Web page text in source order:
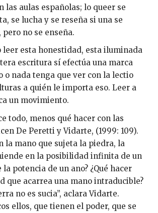
las aulas españolas; lo queer se
se lucha y se reseña si una se
no se enseña.
leer esta honestidad, esta iluminada
escritura sí efectúa una marca
o nada tenga que ver con la lectio
a quién le importa eso. Leer a
un movimiento.
todo, menos qué hacer con las
De Peretti y Vidarte, (1999: 109).
la mano que sujeta la piedra, la
en la posibilidad infinita de un
la potencia de un ano? ¿Qué hacer
que acarrea una mano intraducible?
no es sucia”, aclara Vidarte.
ellos, que tienen el poder, que se